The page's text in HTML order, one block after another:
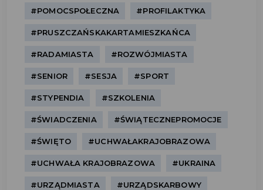
#POMOCSPOŁECZNA #PROFILAKTYKA
#PRUSZCZAŃSKAKARTAMIESZKAŃCA
#RADAMIASTA #ROZWÓJMIASTA
#SENIOR #SESJA #SPORT
#STYPENDIA #SZKOLENIA
#ŚWIADCZENIA #ŚWIĄTECZNEPROMOCJE
#ŚWIĘTO #UCHWAŁAKRAJOBRAZOWA
#UCHWAŁA KRAJOBRAZOWA #UKRAINA
#URZĄDMIASTA #URZĄDSKARBOWY